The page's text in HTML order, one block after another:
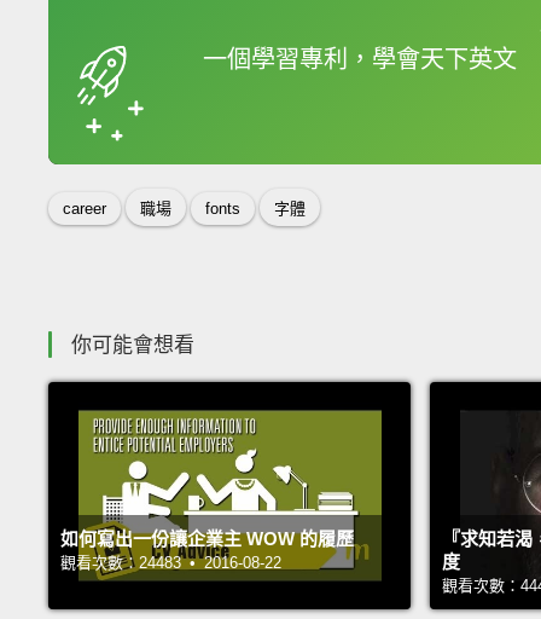
一個學習專利，學會天下英文
框選或點兩下字幕可
career 職場 fonts 字體
你可能會想看
如何寫出一份讓企業主 WOW 的履歷
觀看次數：24483 • 2016-08-22
『求知若
度
觀看次數：